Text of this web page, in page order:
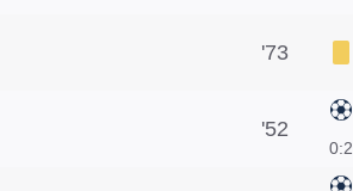
73'
2:0
52'